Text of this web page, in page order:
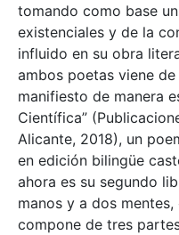
tomando como base
existenciales y de la
influido en su obra
ambos poetas viene
manifiesto de manera
Científica”
Alicante, 2018), un
en edición bilingüe
ahora es su segundo
manos y a dos
compone de tres